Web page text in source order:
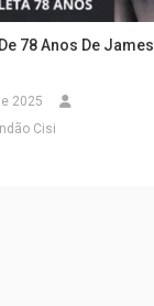
78 Anos De James
2025
Cisi